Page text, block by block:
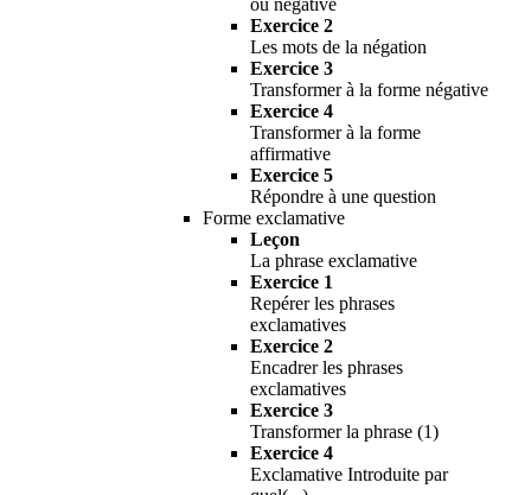
Exercice 2
Les mots de la négation
Exercice 3
Transformer à la forme négative
Exercice 4
Transformer à la forme
affirmative
Exercice 5
Répondre à une question
Forme exclamative
Leçon
La phrase exclamative
Exercice 1
Repérer les phrases
exclamatives
Exercice 2
Encadrer les phrases
exclamatives
Exercice 3
Transformer la phrase (1)
Exercice 4
Exclamative Introduite par